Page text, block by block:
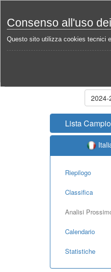
Consenso all'uso
Questo sito utilizza cookies tecnici
Home
2024-
Lista
Riepilogo
Classifica
Analisi
Calendario
Statistiche